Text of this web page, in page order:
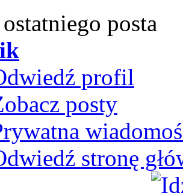
posta
profil
posty
stronę